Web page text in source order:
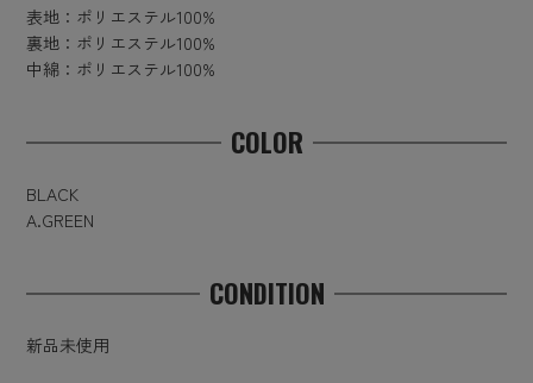
表地：ポリエステル100%
裏地：ポリエステル100%
中綿：ポリエステル100%
COLOR
BLACK
A.GREEN
CONDITION
新品未使用